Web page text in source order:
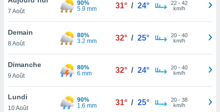
et
»,
au
vous
qu'ils
ou
7 Août
90%
5.9 mm
31° / 24° 22- 42
km/h
Demain
8 Août
80%
3.2 mm
32° / 25° 20- 40
km/h
Dimanche
9 Août
80%
6 mm
32° / 24° 20- 40
km/h
Lundi
10 Août
90%
1.6 mm
31° / 25° 20- 38
km/h